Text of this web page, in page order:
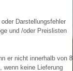
Darstellungsfehler
und /oder Preislisten
er nicht innerhalb von 8
wenn keine Lieferung